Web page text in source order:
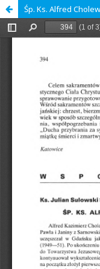
Śp. Ks. Alfred